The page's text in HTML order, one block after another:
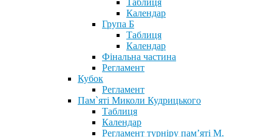
Таблиця
Календар
Група Б
Таблиця
Календар
Фінальна частина
Регламент
Кубок
Регламент
Пам`яті Миколи Кудрицького
Таблиця
Календар
Регламент турніру пам’яті М.